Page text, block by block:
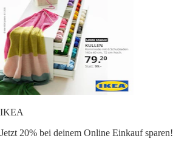
IKEA
Jetzt 20% bei deinem Online Einkauf sparen!